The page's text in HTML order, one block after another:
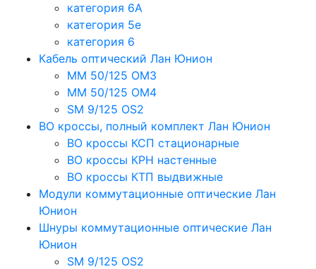
категория 6A
категория 5e
категория 6
Кабель оптический Лан Юнион
MM 50/125 OM3
MM 50/125 OM4
SM 9/125 OS2
ВО кроссы, полный комплект Лан Юнион
ВО кроссы КСП стационарные
ВО кроссы КРН настенные
ВО кроссы КТП выдвижные
Модули коммутационные оптические Лан
Юнион
Шнуры коммутационные оптические Лан
Юнион
SM 9/125 OS2